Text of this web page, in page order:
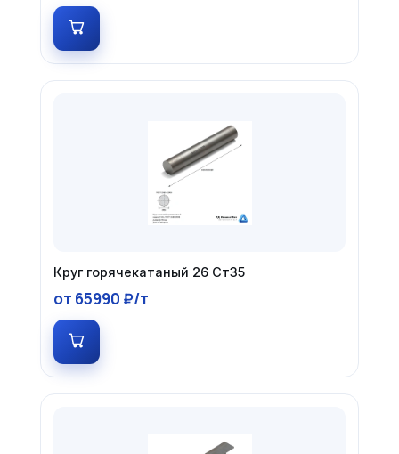
Круг горячекатаный 26 Ст35
от 65990 ₽/т